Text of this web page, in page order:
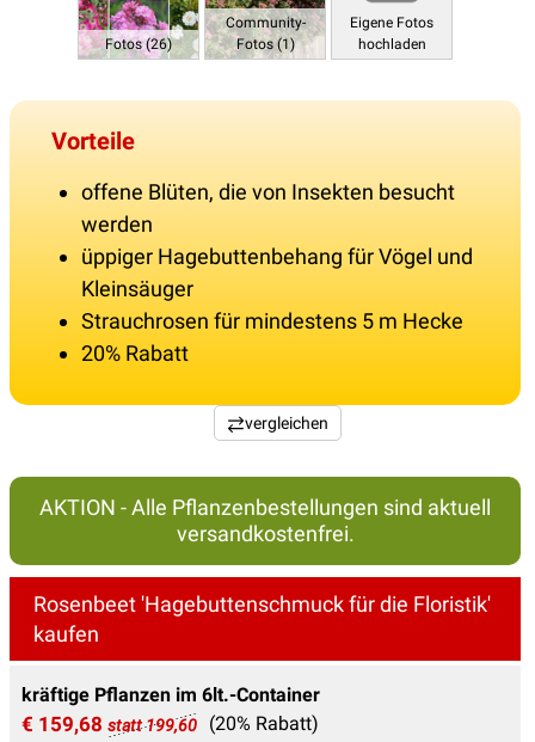
Fotos (26)
Community-
Fotos (1)
Eigene Fotos
hochladen
Vorteile
offene Blüten, die von Insekten besucht
werden
üppiger Hagebuttenbehang für Vögel und
Kleinsäuger
Strauchrosen für mindestens 5 m Hecke
20% Rabatt
vergleichen
AKTION - Alle Pflanzenbestellungen sind aktuell
versandkostenfrei.
Rosenbeet 'Hagebuttenschmuck für die Floristik'
kaufen
kräftige Pflanzen im 6lt.-Container
€ 159,68 statt 199,60 (20% Rabatt)